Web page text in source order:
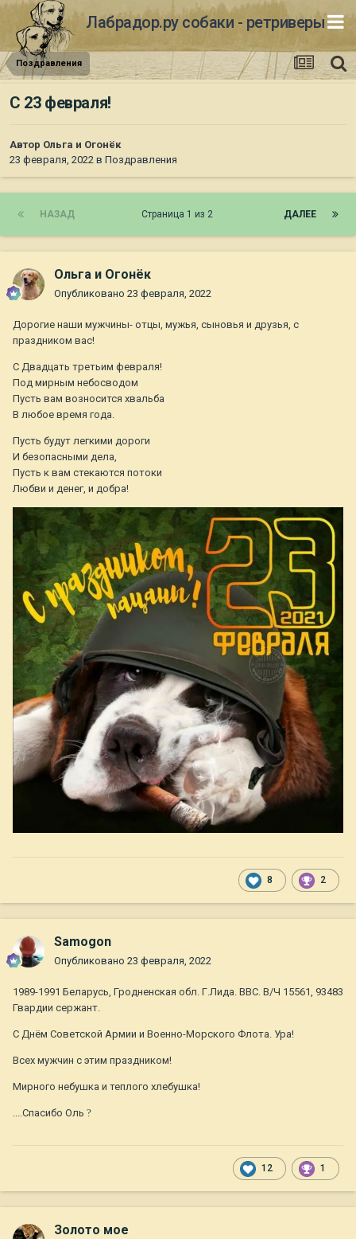
Лабрадор.ру собаки - ретриверы
Поздравления
С 23 февраля!
Автор Ольга и Огонёк
23 февраля, 2022 в Поздравления
НАЗАД ДАЛЕЕ
Страница 1 из 2
Ольга и Огонёк
Опубликовано 23 февраля, 2022
Дорогие наши мужчины- отцы, мужья, сыновья и друзья, с
праздником вас!
С Двадцать третьим февраля!
Под мирным небосводом
Пусть вам возносится хвальба
В любое время года.
Пусть будут легкими дороги
И безопасными дела,
Пусть к вам стекаются потоки
Любви и денег, и добра!
8 2
Samogon
Опубликовано 23 февраля, 2022
1989-1991 Беларусь, Гродненская обл. Г.Лида. ВВС. В/Ч 15561, 93483
Гвардии сержант.
С Днём Советской Армии и Военно-Морского Флота. Ура!
Всех мужчин с этим праздником!
Мирного небушка и теплого хлебушка!
....Спасибо Оль ?
12 1
Золото мое